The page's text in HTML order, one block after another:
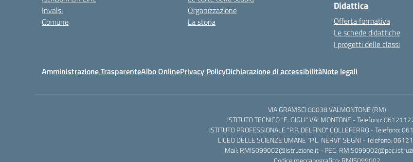
Invalsi
Comune
Organizzazione
La storia
Didattica
Offerta formativa
Le schede didattiche
I progetti delle classi
Amministrazione TrasparenteAlbo OnlinePrivacy PolicyDichiarazione di accessibilitàNote legali
VIA GRAMSCI 00038 VALMONTONE (RM)
ISTITUTO TECNICO "E. GIGLI" VALMONTONE - Telefono:
ISTITUTO PROFESSIONALE "P.P. DELFINO" COLLEFERRO - Telefono:
LICEO DELLE SCIENZE UMANE "P.L. NERVI" SEGNI - Telefono:
Mail: RMIS099002@istruzione.it - PEC: